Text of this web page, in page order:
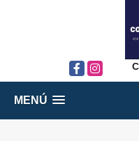
FacebookInstagram
MENÚ